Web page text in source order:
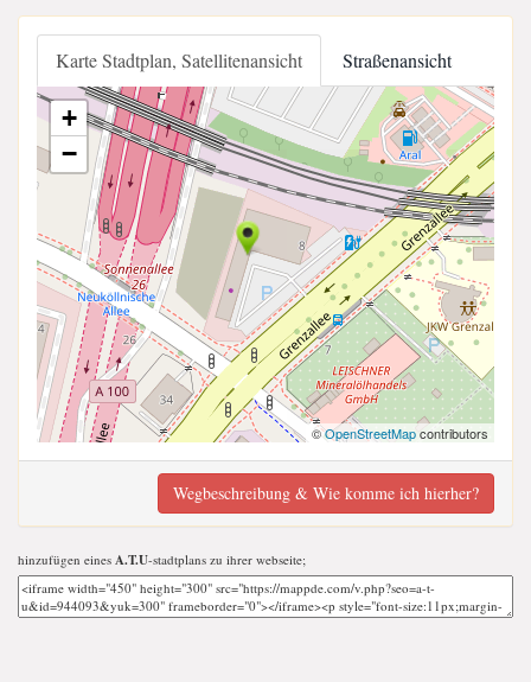
Karte Stadtplan, Satellitenansicht Straßenansicht
+
−
©OpenStreetMapcontributors
Wegbeschreibung & Wie komme ich hierher?
hinzufügen eines A.T.U-stadtplans zu ihrer webseite;